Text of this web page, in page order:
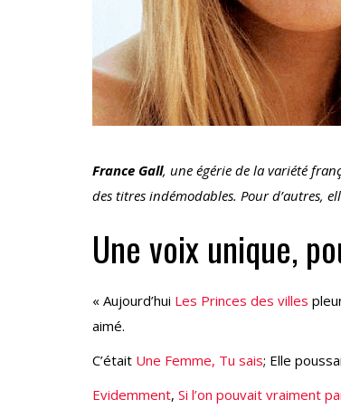
France Gall, une égérie de la variété
des titres indémodables. Pour d’autres,
Une voix unique,
« Aujourd’hui Les Princes des villes
aimé.
C’était Une Femme, Tu sais; Elle
Evidemment, Si l’on pouvait vraiment